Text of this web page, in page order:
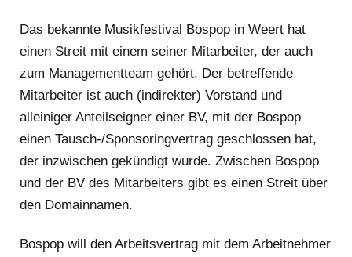
Das bekannte Musikfestival Bospop in Weert hat
einen Streit mit einem seiner Mitarbeiter, der auch
zum Managementteam gehört. Der betreffende
Mitarbeiter ist auch (indirekter) Vorstand und
alleiniger Anteilseigner einer BV, mit der Bospop
einen Tausch-/Sponsoringvertrag geschlossen hat,
der inzwischen gekündigt wurde. Zwischen Bospop
und der BV des Mitarbeiters gibt es einen Streit über
den Domainnamen.
Bospop will den Arbeitsvertrag mit dem Arbeitnehmer